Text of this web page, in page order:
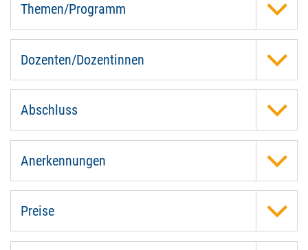
Themen/Programm
Dozenten/Dozentinnen
Abschluss
Anerkennungen
Preise